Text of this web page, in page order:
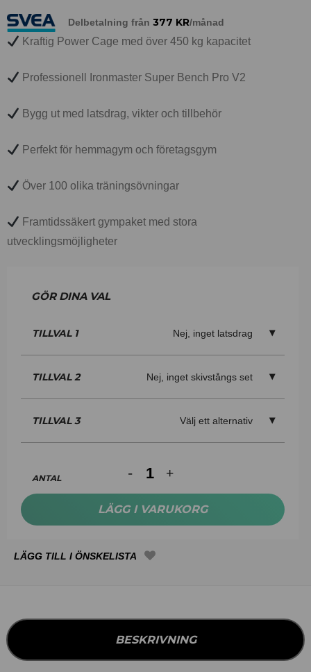
kundrecensioner
Delbetalning från 377 KR/månad
Kraftig Power Cage med över 450 kg kapacitet
Professionell Ironmaster Super Bench Pro V2
Bygg ut med latsdrag, vikter och tillbehör
Perfekt för hemmagym och företagsgym
Över 100 olika träningsövningar
Framtidssäkert gympaket med stora
utvecklingsmöjligheter
TILLVAL 1 Nej, inget latsdrag
TILLVAL 2 Nej, inget skivstångs set
TILLVAL 3 Välj ett alternativ
ANTAL
LÄGG I VARUKORG
BESKRIVNING